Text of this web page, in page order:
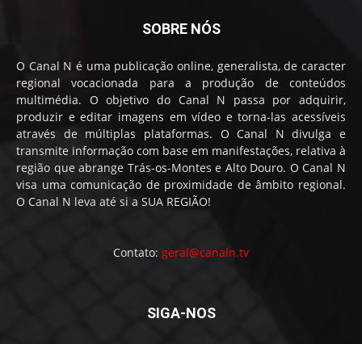
SOBRE NÓS
O Canal N é uma publicação online, generalista, de caracter
regional vocacionada para a produção de conteúdos
multimédia. O objetivo do Canal N passa por adquirir,
produzir e editar imagens em vídeo e torna-las acessíveis
através de múltiplas plataformas. O Canal N divulga e
transmite informação com base em manifestações, relativa à
região que abrange Trás-os-Montes e Alto Douro. O Canal N
visa uma comunicação de proximidade de âmbito regional.
O Canal N leva até si a SUA REGIÃO!
Contato: geral@canaln.tv
SIGA-NOS